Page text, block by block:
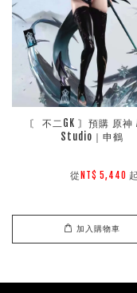
〘 不二GK 〙預購 原神
Studio｜申鶴
        從
NT$ 5,440 起
加入購物車